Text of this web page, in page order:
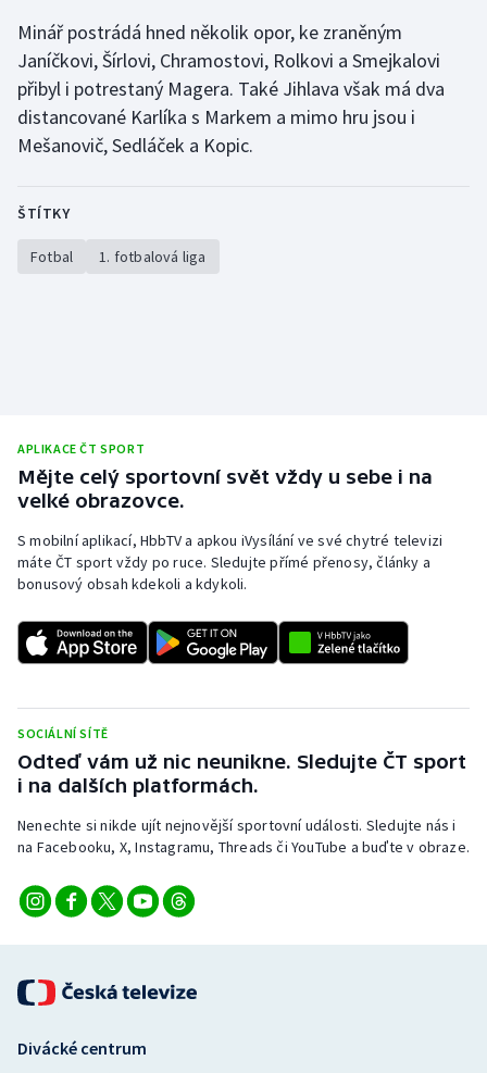
Rychlostní kanoistika
Short track
Sportovní střelba
Ostatní
Minář postrádá hned několik opor, ke zraněným
Janíčkovi, Šírlovi, Chramostovi, Rolkovi a Smejkalovi
přibyl i potrestaný Magera. Také Jihlava však má dva
distancované Karlíka s Markem a mimo hru jsou i
Mešanovič, Sedláček a Kopic.
ŠTÍTKY
Fotbal 1. fotbalová liga
APLIKACE ČT SPORT
Mějte celý sportovní svět vždy u sebe i na
velké obrazovce.
S mobilní aplikací, HbbTV a apkou iVysílání ve své chytré televizi
máte ČT sport vždy po ruce. Sledujte přímé přenosy, články a
bonusový obsah kdekoli a kdykoli.
SOCIÁLNÍ SÍTĚ
Odteď vám už nic neunikne. Sledujte ČT sport
i na dalších platformách.
Nenechte si nikde ujít nejnovější sportovní události. Sledujte nás i
na Facebooku, X, Instagramu, Threads či YouTube a buďte v obraze.
Divácké centrum